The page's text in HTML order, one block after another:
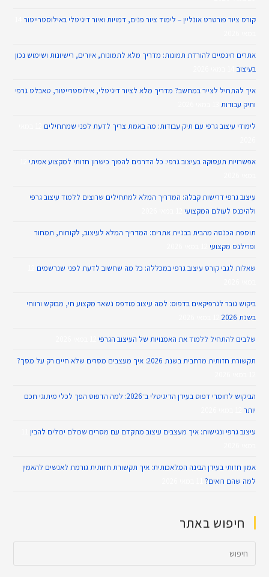
קורס ציור פורטרט אונליין – לימוד ציור פנים, דמויות ואיור דיגיטלי באילוסטרייטור
אתרים חינמיים להורדת תמונות: מדריך מלא לתמונות, איורים, רישיונות ושימוש נכון
בעיצוב
איך להתחיל לצייר במחשב? מדריך מלא לציור דיגיטלי, אילוסטרייטור, טאבלט גרפי
ותיק עבודות
לימודי עיצוב גרפי עם תיק עבודות: מה באמת צריך לדעת לפני שמתחילים
אפשרויות תעסוקה בעיצוב גרפי: כל הדרכים להפוך כישרון חזותי למקצוע אמיתי
עיצוב גרפי דרישות קבלה: המדריך המלא למתחילים שרוצים ללמוד עיצוב גרפי
ולהיכנס לעולם המקצועי
תוספת הכנסה מהבית בבניית אתרים: המדריך המלא לעיצוב, לקוחות, תמחור
ופרילנס מקצועי
שאלות לגבי קורס עיצוב גרפי במכללה: כל מה שחשוב לדעת לפני שנרשמים
ביקוש גובר לגרפיקאים בדפוס: למה עיצוב מודפס נשאר מקצוע חי, מבוקש ורווחי
בשנת 2026
שלבים להתחיל ללמוד את האמנויות של העיצוב הגרפי
תקשורת חזותית מרחבית בשנת 2026: איך מעצבים מסרים שלא חיים רק על מסך?
הביקוש לחומרי דפוס בעידן הדיגיטלי ב־2026: למה הדפוס הפך לכלי מיתוגי חכם
יותר
עיצוב גרפי ונגישות: איך מעצבים עיצוב מתקדם עם מסרים שכולם יכולים להבין
אמון חזותי בעידן הבינה המלאכותית: איך תקשורת חזותית גורמת לאנשים להאמין
למה שהם רואים?
חיפוש באתר